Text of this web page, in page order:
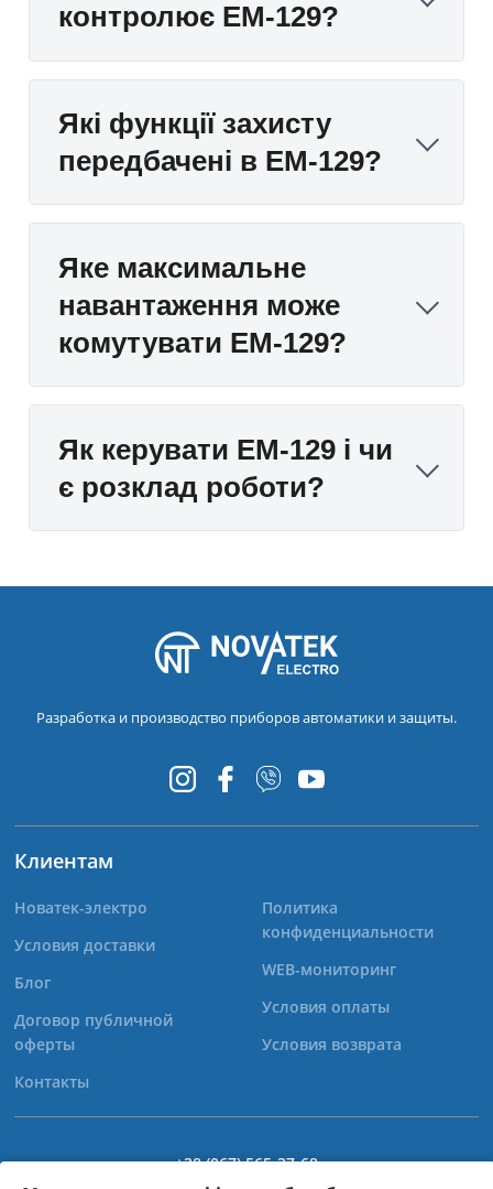
контролює EM-129?
Які функції захисту
передбачені в EM-129?
Яке максимальне
навантаження може
комутувати EM-129?
Як керувати EM-129 і чи
є розклад роботи?
Разработка и производство приборов автоматики и защиты.
Клиентам
Новатек-электро
Условия доставки
Блог
Договор публичной
оферты
Контакты
Политика
конфиденциальности
WEB-мониторинг
Условия оплаты
Условия возврата
+38 (067) 565-37-68